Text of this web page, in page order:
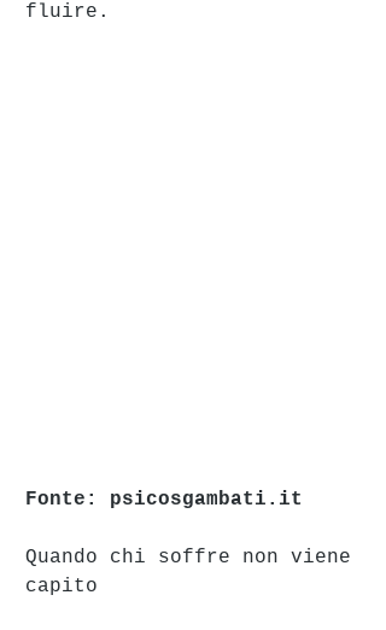
fluire.
Fonte: psicosgambati.it
Quando chi soffre non viene
capito